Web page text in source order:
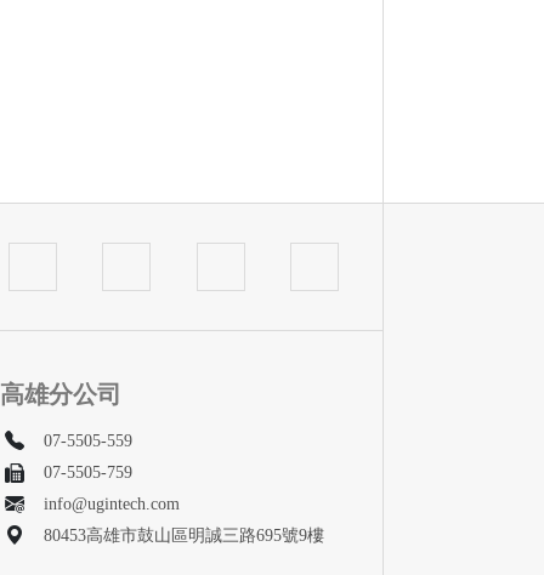
高雄分公司
07-5505-559
07-5505-759
info@ugintech.com
80453高雄市鼓山區明誠三路695號9樓